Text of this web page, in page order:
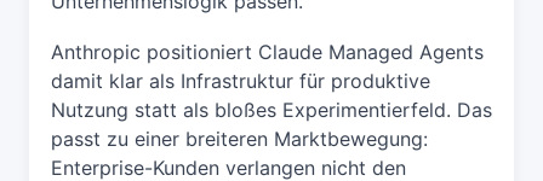
Anthropic positioniert Claude Managed Agents
damit klar als Infrastruktur für produktive
Nutzung statt als bloßes Experimentierfeld. Das
passt zu einer breiteren Marktbewegung:
Enterprise-Kunden verlangen nicht den